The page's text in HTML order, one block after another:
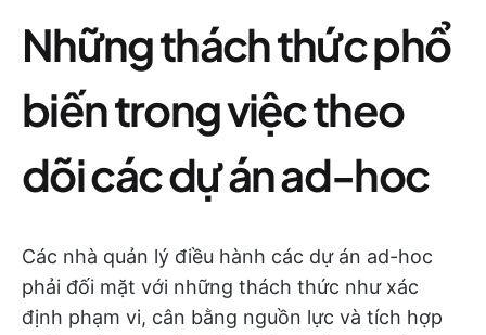
Những thách thức phổ
biến trong việc theo
dõi các dự án ad-hoc
Các nhà quản lý điều hành các dự án ad-hoc
phải đối mặt với những thách thức như xác
định phạm vi, cân bằng nguồn lực và tích hợp